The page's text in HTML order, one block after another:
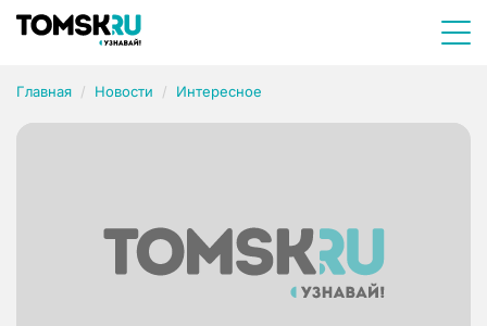
Главная Новости Интересное